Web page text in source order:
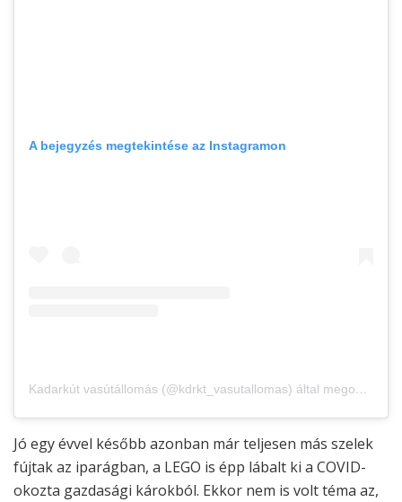
A bejegyzés megtekintése az Instagramon
Kadarkút vasútállomás (@kdrkt_vasutallomas) által megosztott bejegyzés
Jó egy évvel később azonban már teljesen más szelek
fújtak az iparágban, a LEGO is épp lábalt ki a COVID-
okozta gazdasági károkból. Ekkor nem is volt téma az,